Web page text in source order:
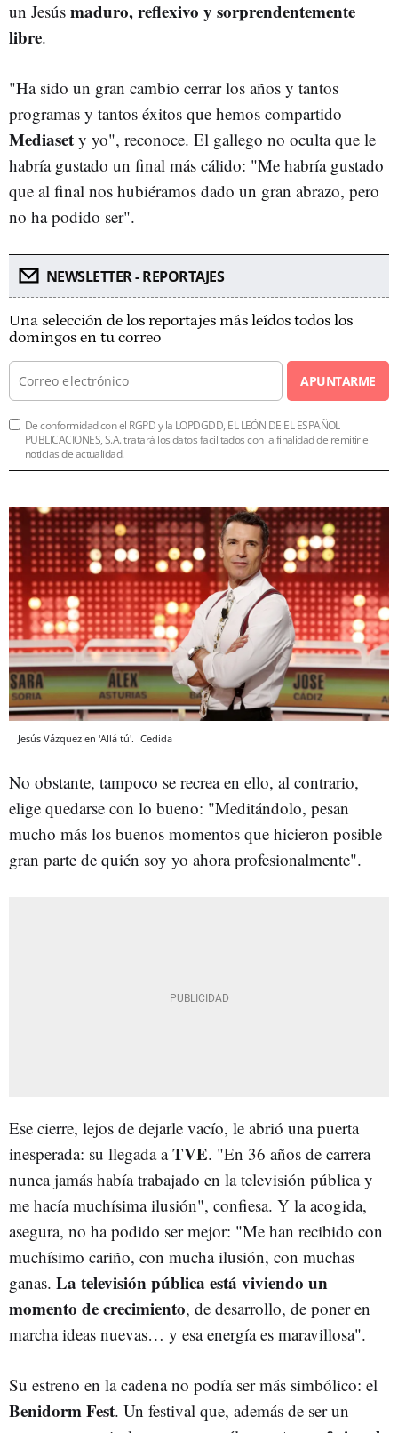
un Jesús maduro, reflexivo y sorprendentemente
libre.
"Ha sido un gran cambio cerrar los años y tantos
programas y tantos éxitos que hemos compartido
Mediaset y yo", reconoce. El gallego no oculta que le
habría gustado un final más cálido: "Me habría gustado
que al final nos hubiéramos dado un gran abrazo, pero
no ha podido ser".
NEWSLETTER - REPORTAJES
Una selección de los reportajes más leídos todos los
domingos en tu correo
APUNTARME
De conformidad con el RGPD y la LOPDGDD, EL LEÓN DE EL ESPAÑOL
PUBLICACIONES, S.A. tratará los datos facilitados con la finalidad de remitirle
noticias de actualidad.
Jesús Vázquez en 'Allá tú'. Cedida
No obstante, tampoco se recrea en ello, al contrario,
elige quedarse con lo bueno: "Meditándolo, pesan
mucho más los buenos momentos que hicieron posible
gran parte de quién soy yo ahora profesionalmente".
Ese cierre, lejos de dejarle vacío, le abrió una puerta
inesperada: su llegada aTVE. "En 36 años de carrera
nunca jamás había trabajado en la televisión pública y
me hacía muchísima ilusión", confiesa. Y la acogida,
asegura, no ha podido ser mejor: "Me han recibido con
muchísimo cariño, con mucha ilusión, con muchas
ganas. La televisión pública está viviendo un
momento de crecimiento, de desarrollo, de poner en
marcha ideas nuevas… y esa energía es maravillosa".
Su estreno en la cadena no podía ser más simbólico: el
Benidorm Fest. Un festival que, además de ser un